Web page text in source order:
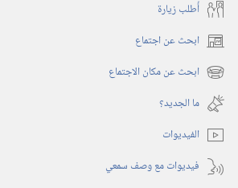
أُطلب زيارة
ابحث عن اجتماع (يفتح
نافذة ابحث عن مكان الاجتماع (يفتح
نافذة
جديدة)
ما الجديد؟‏
الفيديوات
فيديوات مع وصف سمعي